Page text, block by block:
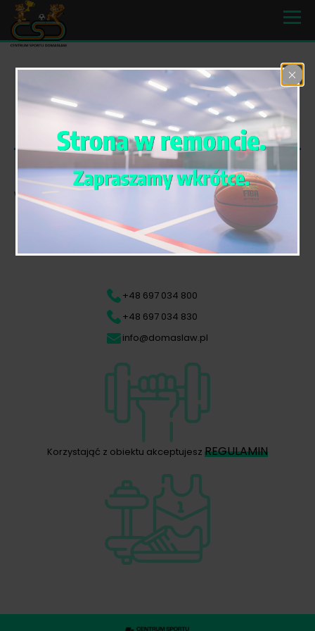
Wróć do sklepu
+48 697 034 800
+48 697 034 830
info@domaslaw.pl
Korzystająć z obiektu akceptujesz REGULAMIN